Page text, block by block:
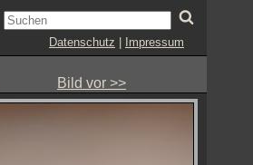
Datenschutz Impressum
Bild vor >>